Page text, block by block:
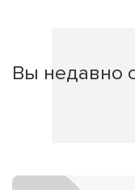
Вы недавно